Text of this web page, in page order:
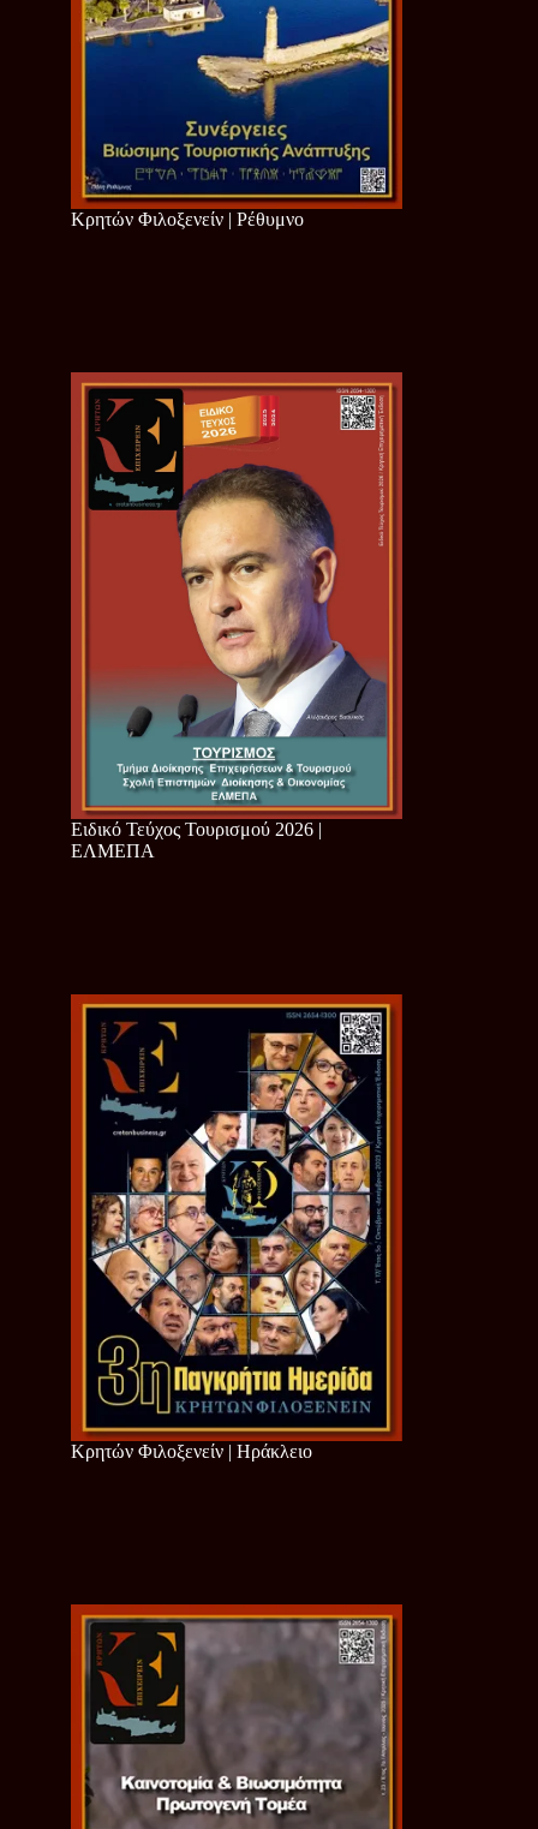
Κρητών Φιλοξενείν | Ρέθυμνο
Ειδικό Τεύχος Τουρισμού 2026 |
ΕΛΜΕΠΑ
Κρητών Φιλοξενείν | Ηράκλειο